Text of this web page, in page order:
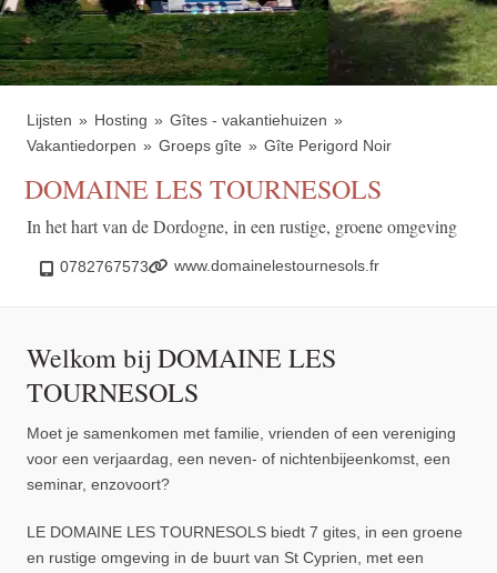
Lijsten Hosting
Gîtes - vakantiehuizen
Vakantiedorpen
Groeps gîte Gîte Perigord Noir
DOMAINE LES TOURNESOLS
In het hart van de Dordogne, in een rustige, groene omgeving
0782767573 www.domainelestournesols.fr
Welkom bij DOMAINE LES
TOURNESOLS
Moet je samenkomen met familie, vrienden of een vereniging
voor een verjaardag, een neven- of nichtenbijeenkomst, een
seminar, enzovoort?
LE DOMAINE LES TOURNESOLS biedt 7 gites, in een groene
en rustige omgeving in de buurt van St Cyprien, met een